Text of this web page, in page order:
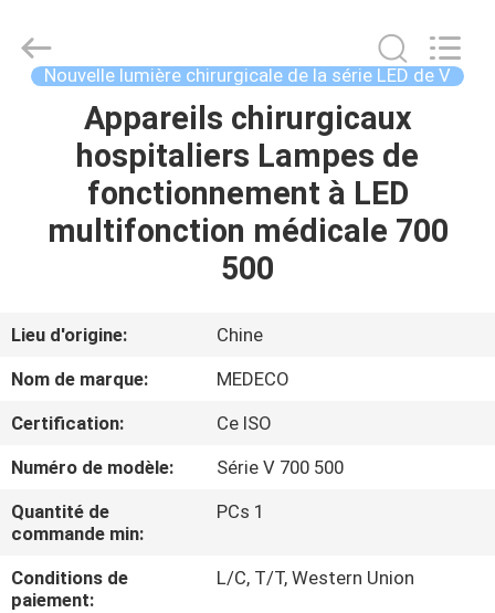
MAISON
PRODUITS
DE
NOUS
VISITE
D'USINE
CONTRÔLE
DE
Industry
Nouvelle lumière chirurgicale de la série LED de V
Appareils chirurgicaux
hospitaliers Lampes de
fonctionnement à LED
multifonction médicale 700
500
Lieu d'origine:
Chine
Nom de marque:
MEDECO
Certification:
Ce ISO
Numéro de modèle:
Série V 700 500
Quantité de
commande min:
PCs 1
Conditions de
paiement:
L/C, T/T, Western Union